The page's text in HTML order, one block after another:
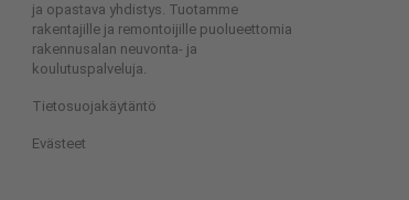
ja opastava yhdistys. Tuotamme
rakentajille ja remontoijille puolueettomia
rakennusalan neuvonta- ja
koulutuspalveluja.
Tietosuojakäytäntö
Evästeet